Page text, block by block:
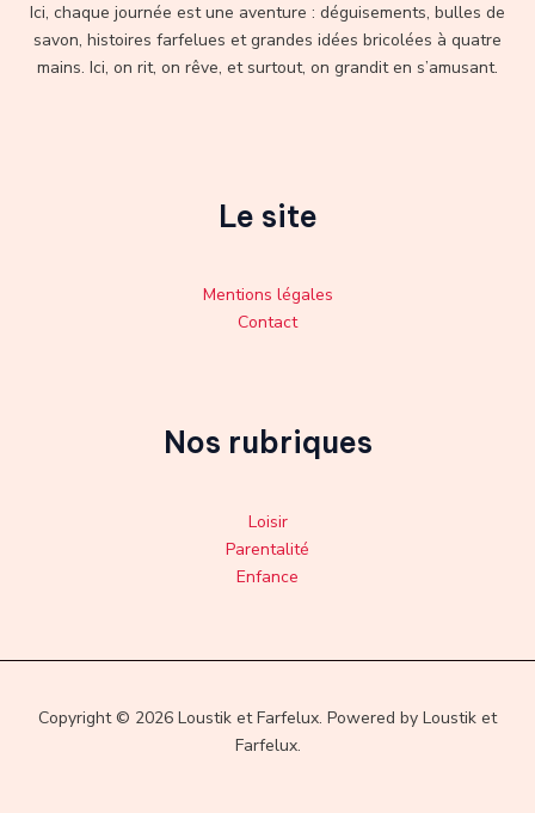
Ici, chaque journée est une aventure : déguisements, bulles de
savon, histoires farfelues et grandes idées bricolées à quatre
mains. Ici, on rit, on rêve, et surtout, on grandit en s’amusant.
Le site
Mentions légales
Contact
Nos rubriques
Loisir
Parentalité
Enfance
Copyright © 2026 Loustik et Farfelux. Powered by Loustik et
Farfelux.